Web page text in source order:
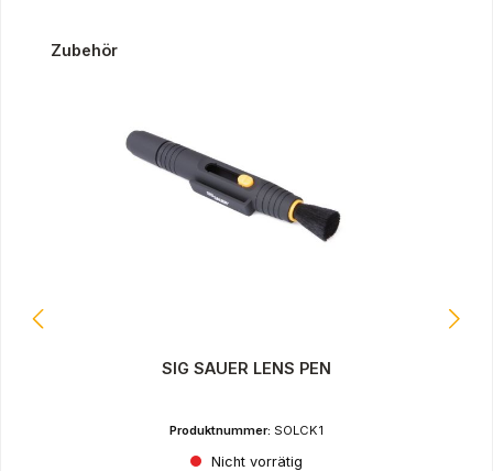
Produktgalerie überspringen
Zubehör
SIG SAUER LENS PEN
Produktnummer: SOLCK1
Nicht vorrätig